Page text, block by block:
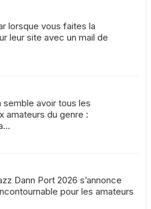
lorsque vous faites la
leur site avec un mail de
avoir tous les
amateurs du genre :
Dann Port 2026 s’annonce
pour les amateurs